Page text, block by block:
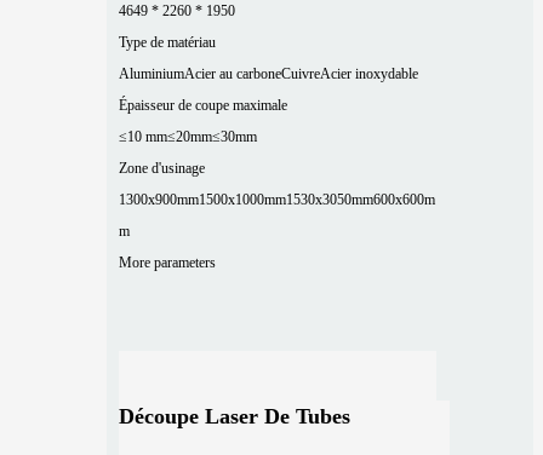
4649 * 2260 * 1950
Type de matériau
AluminiumAcier au carboneCuivreAcier inoxydable
Épaisseur de coupe maximale
≤10 mm≤20mm≤30mm
Zone d'usinage
1300x900mm1500x1000mm1530x3050mm600x600m
m
More parameters
Découpe Laser De Tubes